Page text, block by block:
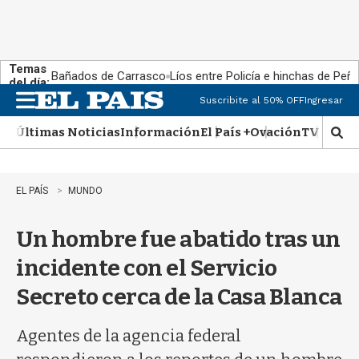
Temas
del día:Bañados de Carrasco Líos entre Policía e hinchas de
n
u
Suscribite al 50% OFFIngresar
Últimas NoticiasInformaciónEl País +OvaciónTV Show
M
o
r
b
q
EL PAÍS MUNDO
Un hombre fue abatido tras un
incidente con el Servicio
Secreto cerca de la Casa Blanca
Agentes de la agencia federal